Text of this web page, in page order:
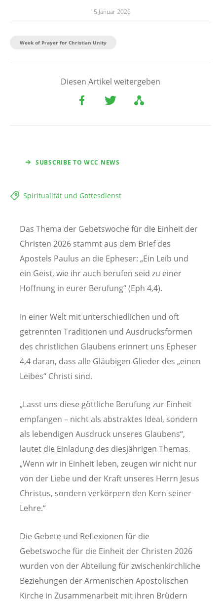
15 Januar 2026
Week of Prayer for Christian Unity
Diesen Artikel weitergeben
SUBSCRIBE TO WCC NEWS
Spiritualität und Gottesdienst
Das Thema der Gebetswoche für die Einheit der
Christen 2026 stammt aus dem Brief des
Apostels Paulus an die Epheser: „Ein Leib und
ein Geist, wie ihr auch berufen seid zu einer
Hoffnung in eurer Berufung“ (Eph 4,4).
In einer Welt mit unterschiedlichen und oft
getrennten Traditionen und Ausdrucksformen
des christlichen Glaubens erinnert uns Epheser
4,4 daran, dass alle Gläubigen Glieder des „einen
Leibes“ Christi sind.
„Lasst uns diese göttliche Berufung zur Einheit
empfangen – nicht als abstraktes Ideal, sondern
als lebendigen Ausdruck unseres Glaubens“,
lautet die Einladung des diesjährigen Themas.
„Wenn wir in Einheit leben, zeugen wir nicht nur
von der Liebe und der Kraft unseres Herrn Jesus
Christus, sondern verkörpern den Kern seiner
Lehre.“
Die Gebete und Reflexionen für die
Gebetswoche für die Einheit der Christen 2026
wurden von der Abteilung für zwischenkirchliche
Beziehungen der Armenischen Apostolischen
Kirche in Zusammenarbeit mit ihren Brüdern